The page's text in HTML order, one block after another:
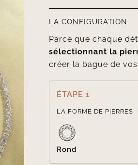
LA CONFIGURATION
Parce que chaque
sélectionnant la
créer la bague de
ÉTAPE 1
LA FORME DE PIERRES
Rond